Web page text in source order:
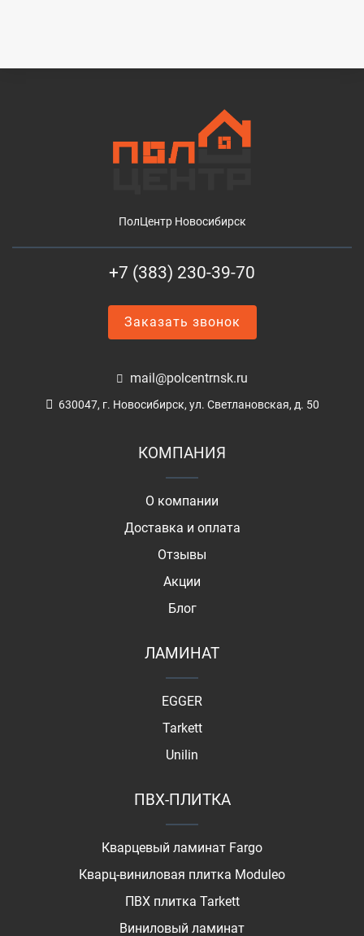
ПолЦентр Новосибирск
+7 (383) 230-39-70
Заказать звонок
mail@polcentrnsk.ru
630047, г. Новосибирск, ул. Светлановская, д. 50
КОМПАНИЯ
О компании
Доставка и оплата
Отзывы
Акции
Блог
ЛАМИНАТ
EGGER
Tarkett
Unilin
ПВХ-ПЛИТКА
Кварцевый ламинат Fargo
Кварц-виниловая плитка Moduleo
ПВХ плитка Tarkett
Виниловый ламинат